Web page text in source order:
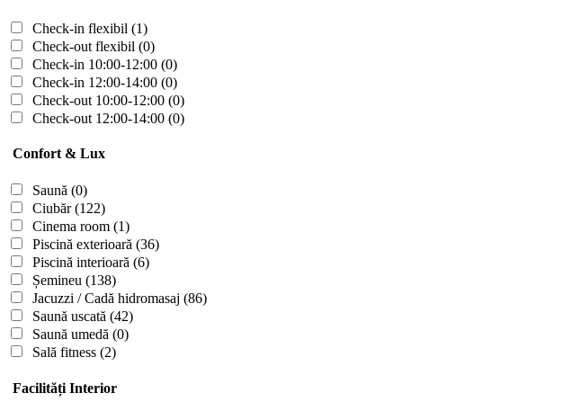
Check-in flexibil (1)
Check-out flexibil (0)
Check-in 10:00-12:00 (0)
Check-in 12:00-14:00 (0)
Check-out 10:00-12:00 (0)
Check-out 12:00-14:00 (0)
Confort & Lux
Saună (0)
Ciubăr(122)
Cinema room (1)
Piscină exterioară (36)
Piscină interioară (6)
Șemineu (138)
Jacuzzi / Cadă hidromasaj (86)
Saună uscată (42)
Saună umedă (0)
Sală fitness (2)
Facilități Interior